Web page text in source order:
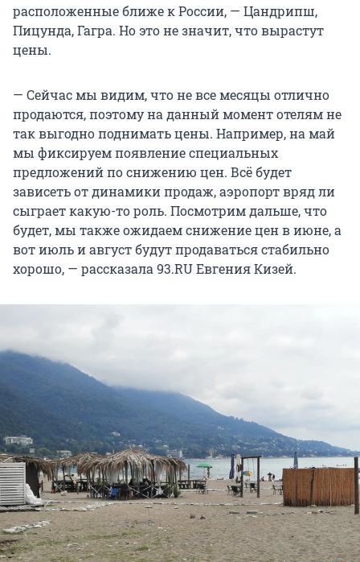
расположенные ближе к России, — Цандрипш,
Пицунда, Гагра. Но это не значит, что вырастут
цены.
— Сейчас мы видим, что не все месяцы отлично
продаются, поэтому на данный момент отелям не
так выгодно поднимать цены. Например, на май
мы фиксируем появление специальных
предложений по снижению цен. Всё будет
зависеть от динамики продаж, аэропорт вряд ли
сыграет какую-то роль. Посмотрим дальше, что
будет, мы также ожидаем снижение цен в июне, а
вот июль и август будут продаваться стабильно
хорошо, — рассказала 93.RU Евгения Кизей.